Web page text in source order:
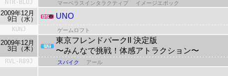
NTR-BLUJ
マーベラスインタラクティブ イメージエポック
2009年12月
9日（水）
UNO
KUNJ ゲームロフト
2009年12月
3日（木）
東京フレンドパークII 決定版
〜みんなで挑戦！体感アトラクション〜
RVL-R89J
スパイク アール